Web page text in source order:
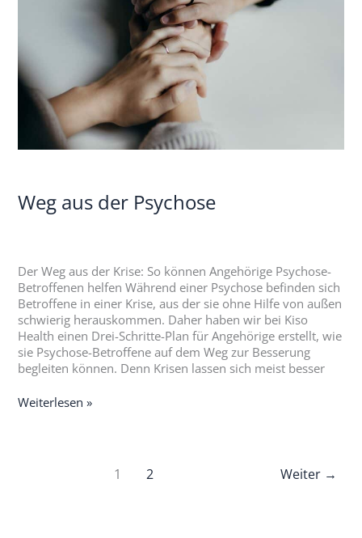
Weg aus der Psychose
Der Weg aus der Krise: So können Angehörige Psychose-
Betroffenen helfen Während einer Psychose befinden sich
Betroffene in einer Krise, aus der sie ohne Hilfe von außen
schwierig herauskommen. Daher haben wir bei Kiso
Health einen Drei-Schritte-Plan für Angehörige erstellt, wie
sie Psychose-Betroffene auf dem Weg zur Besserung
begleiten können. Denn Krisen lassen sich meist besser
Weiterlesen »
1 2 Weiter →